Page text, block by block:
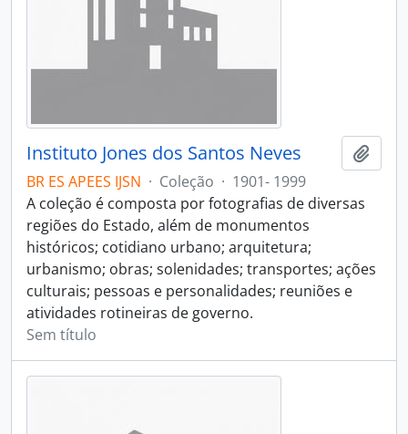
Instituto Jones dos Santos Neves
BR ES APEES IJSN · Coleção · 1901- 1999
A coleção é composta por fotografias de diversas
regiões do Estado, além de monumentos
históricos; cotidiano urbano; arquitetura;
urbanismo; obras; solenidades; transportes; ações
culturais; pessoas e personalidades; reuniões e
atividades rotineiras de governo.
Sem título